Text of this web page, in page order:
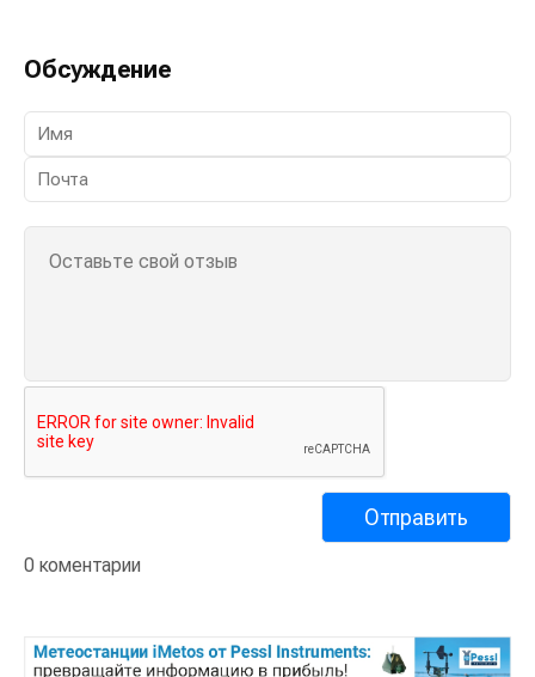
Обсуждение
0 коментарии